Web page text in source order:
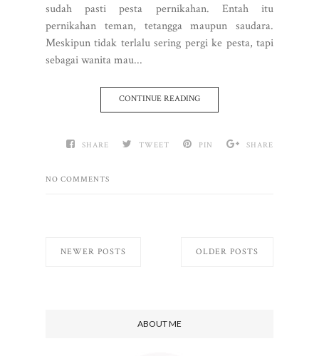
sudah pasti pesta pernikahan. Entah itu
pernikahan teman, tetangga maupun saudara.
Meskipun tidak terlalu sering pergi ke pesta, tapi
sebagai wanita mau...
CONTINUE READING
SHARE TWEET PIN SHARE
NO COMMENTS
NEWER POSTS OLDER POSTS
ABOUT ME